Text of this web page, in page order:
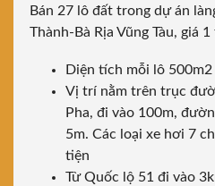
Bán 27 lô đất trong dự án
Thành-Bà Rịa Vũng Tàu, giá
Diện tích mỗi lô
Vị trí nằm trên trục
Pha, đi vào 100m,
5m. Các loại xe hơi 7
tiện
Từ Quốc lộ 51 đi vào